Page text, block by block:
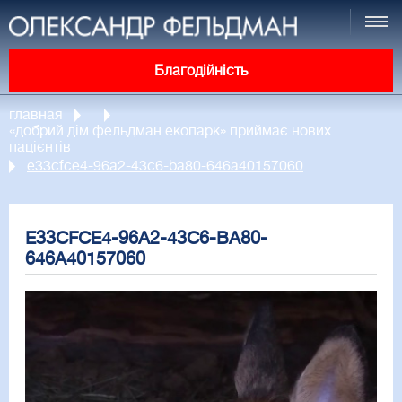
Благодійність
главная
«добрий дім фельдман екопарк» приймає нових
пацієнтів
e33cfce4-96a2-43c6-ba80-646a40157060
E33CFCE4-96A2-43C6-BA80-
646A40157060